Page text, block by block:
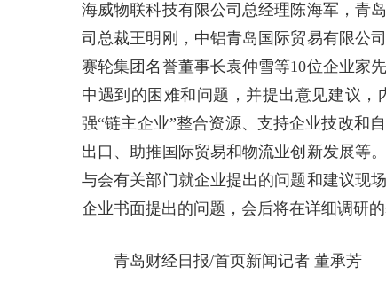
海威物联科技有限公司总经理陈海军，青
司总裁王明刚，中铝青岛国际贸易有限公
赛轮集团名誉董事长袁仲雪等10位企业家
中遇到的困难和问题，并提出意见建议
强“链主企业”整合资源、支持企业技改和
出口、助推国际贸易和物流业创新发展等
与会有关部门就企业提出的问题和建议现
企业书面提出的问题，会后将在详细调研的
青岛财经日报/首页新闻记者 董承芳